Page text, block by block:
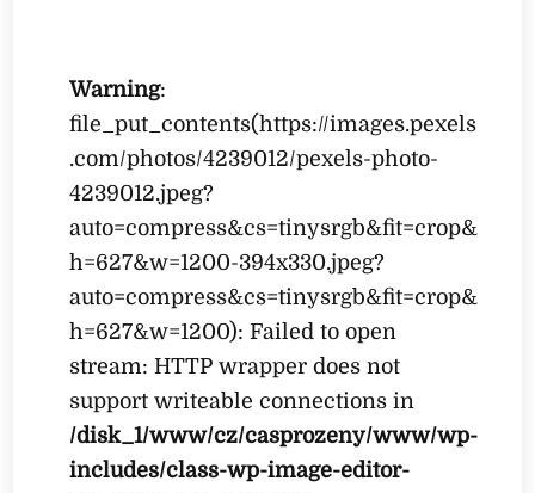
Warning:
file_put_contents(https://images.pexels
.com/photos/4239012/pexels-photo-
4239012.jpeg?
auto=compress&cs=tinysrgb&fit=crop&
h=627&w=1200-394x330.jpeg?
auto=compress&cs=tinysrgb&fit=crop&
h=627&w=1200): Failed to open
stream: HTTP wrapper does not
support writeable connections in
/disk_1/www/cz/casprozeny/www/wp-
includes/class-wp-image-editor-